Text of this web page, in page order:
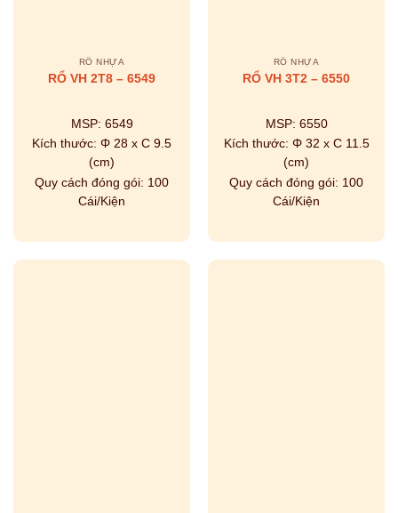
RỔ NHỰA
RỔ VH 2T8 – 6549
MSP: 6549
Kích thước: Φ 28 x C 9.5
(cm)
Quy cách đóng gói: 100
Cái/Kiện
RỔ NHỰA
RỔ VH 3T2 – 6550
MSP: 6550
Kích thước: Φ 32 x C 11.5
(cm)
Quy cách đóng gói: 100
Cái/Kiện